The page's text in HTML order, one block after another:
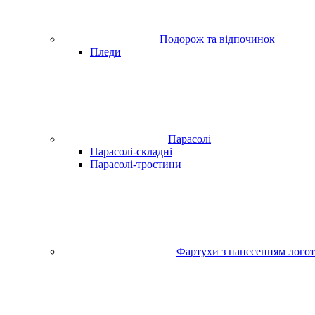
Подорож та відпочинок
Пледи
Парасолі
Парасолі-складні
Парасолі-тростини
Фартухи з нанесенням